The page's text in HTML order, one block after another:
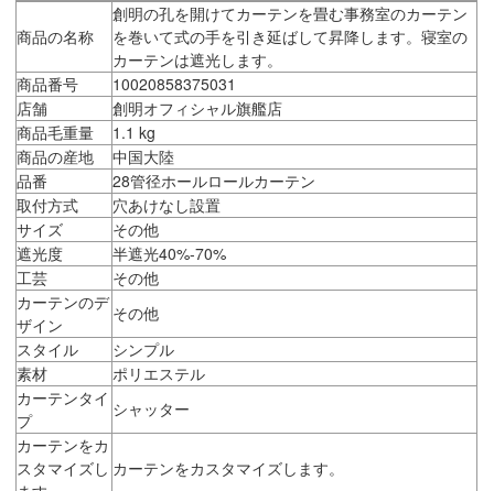
商品の名称
創明の孔を開けてカーテンを畳む事務室のカーテン
を巻いて式の手を引き延ばして昇降します。寝室の
カーテンは遮光します。
商品番号
10020858375031
店舗
創明オフィシャル旗艦店
商品毛重量
1.1 kg
商品の産地
中国大陸
品番
28管径ホールロールカーテン
取付方式
穴あけなし設置
サイズ
その他
遮光度
半遮光40%-70%
工芸
その他
カーテンのデ
ザイン
その他
スタイル
シンプル
素材
ポリエステル
カーテンタイ
プ
シャッター
カーテンをカ
スタマイズし カーテンをカスタマイズします。